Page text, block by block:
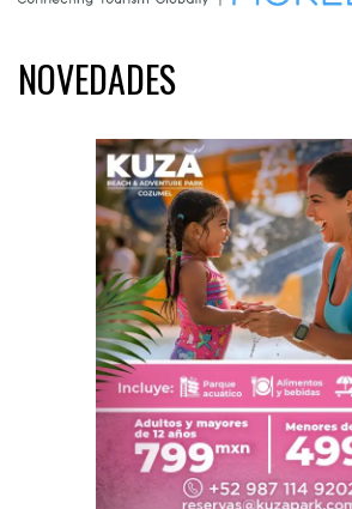
NOVEDADES